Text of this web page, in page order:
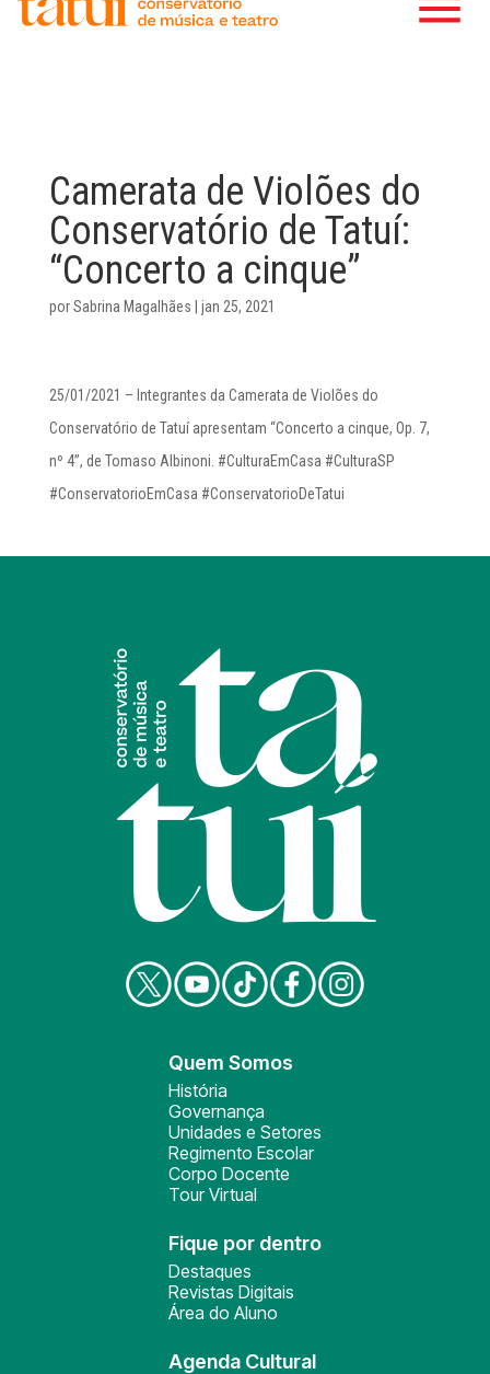
Camerata de Violões do
Conservatório de Tatuí:
“Concerto a cinque”
porSabrina Magalhães jan 25, 2021
25/01/2021 – Integrantes da Camerata de Violões do
Conservatório de Tatuí apresentam “Concerto a cinque, Op. 7,
nº 4”, de Tomaso Albinoni. #CulturaEmCasa #CulturaSP
#ConservatorioEmCasa #ConservatorioDeTatui
Quem Somos
História
Governança
Unidades e Setores
Regimento Escolar
Corpo Docente
Tour Virtual
Fique por dentro
Destaques
Revistas Digitais
Área do Aluno
Agenda Cultural